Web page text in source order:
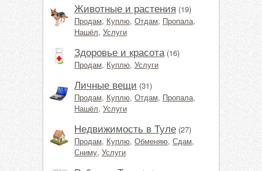
Животные и растения (19)
Продам, Куплю, Отдам, Пропала,
Нашёл, Услуги
Здоровье и красота (16)
Продам, Куплю, Услуги
Личные вещи (31)
Продам, Куплю, Отдам, Пропала,
Нашёл, Услуги
Недвижимость в Туле (27)
Продам, Куплю, Обменяю, Сдам,
Сниму, Услуги